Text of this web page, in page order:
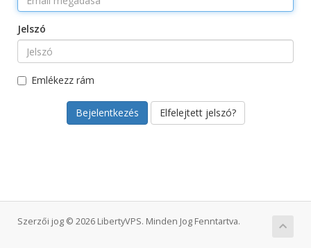
Jelszó
Emlékezz rám
Elfelejtett jelszó?
Szerzői jog © 2026 LibertyVPS. Minden Jog Fenntartva.